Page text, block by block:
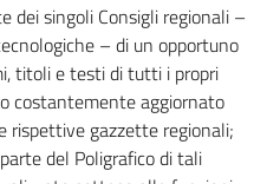
dei singoli Consigli regionali –
– di un opportuno
titoli e testi di tutti i propri
costantemente aggiornato
rispettive gazzette regionali;
del Poligrafico di tali